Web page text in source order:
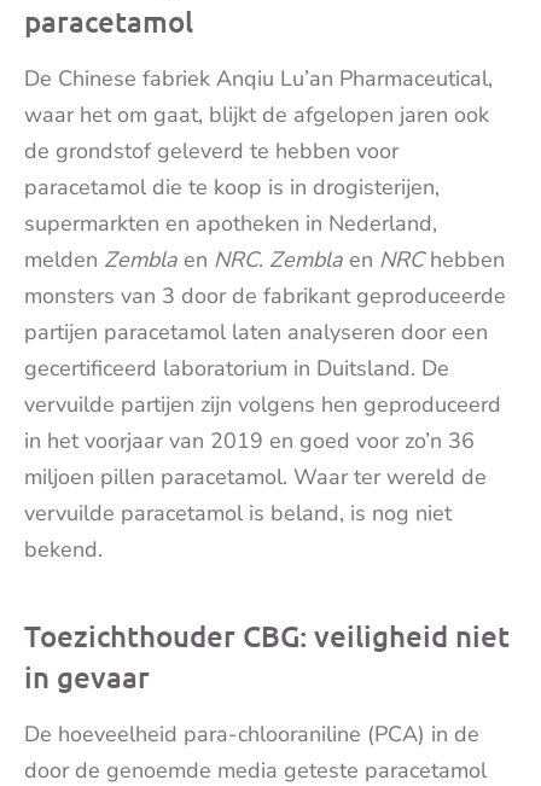
paracetamol
De Chinese fabriek Anqiu Lu’an Pharmaceutical,
waar het om gaat, blijkt de afgelopen jaren ook
de grondstof geleverd te hebben voor
paracetamol die te koop is in drogisterijen,
supermarkten en apotheken in Nederland,
melden Zembla en NRC. Zembla en NRChebben
monsters van 3 door de fabrikant geproduceerde
partijen paracetamol laten analyseren door een
gecertificeerd laboratorium in Duitsland. De
vervuilde partijen zijn volgens hen geproduceerd
in het voorjaar van 2019 en goed voor zo’n 36
miljoen pillen paracetamol. Waar ter wereld de
vervuilde paracetamol is beland, is nog niet
bekend.
Toezichthouder CBG: veiligheid niet
in gevaar
De hoeveelheid para-chlooraniline (PCA) in de
door de genoemde media geteste paracetamol